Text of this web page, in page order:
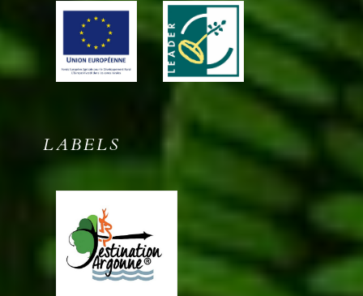
LABELS